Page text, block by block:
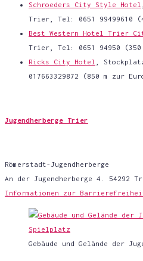
Schroe­ders City Style Hotel
Trier, Tel: 0651 99499610
Best Wes­tern Hotel Trier
Trier, Tel: 0651 94950 (350
Ricks City Hotel
,
017663329872 (850 m zur
Jugend­her­ber­ge Trier
Römer­stadt-Jugend­her­ber­ge
An der Jugend­her­ber­ge 4. 54292
Infor­ma­tio­nen zur
Gebäu­de und Gelän­de der